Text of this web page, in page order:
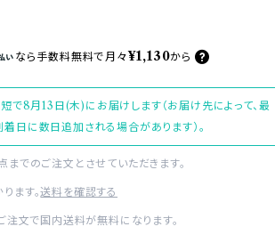
なら 手数料無料で 月々¥1,130から
で8月13日(木)にお届けします（お届け先によって、最
着日に数日追加される場合があります）。
でのご注文とさせていただきます。
ます。送料を確認する
文で国内送料が無料になります。